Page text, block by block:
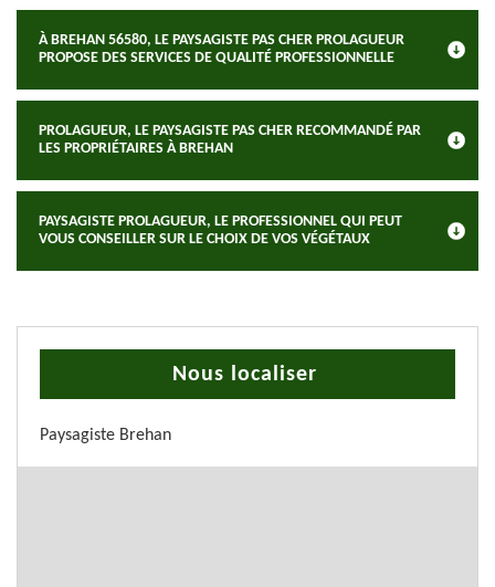
À BREHAN 56580, LE PAYSAGISTE PAS CHER PROLAGUEUR
PROPOSE DES SERVICES DE QUALITÉ PROFESSIONNELLE
PROLAGUEUR, LE PAYSAGISTE PAS CHER RECOMMANDÉ PAR
LES PROPRIÉTAIRES À BREHAN
PAYSAGISTE PROLAGUEUR, LE PROFESSIONNEL QUI PEUT
VOUS CONSEILLER SUR LE CHOIX DE VOS VÉGÉTAUX
Nous localiser
Paysagiste Brehan